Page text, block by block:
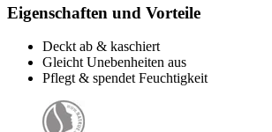
Eigenschaften und Vorteile
Deckt ab & kaschiert
Gleicht Unebenheiten aus
Pflegt & spendet Feuchtigkeit